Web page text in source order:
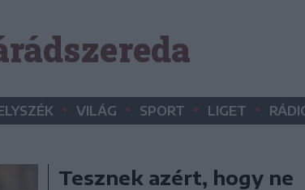
• VILÁG • SPORT • LIGET •
Tesznek azért, hogy ne